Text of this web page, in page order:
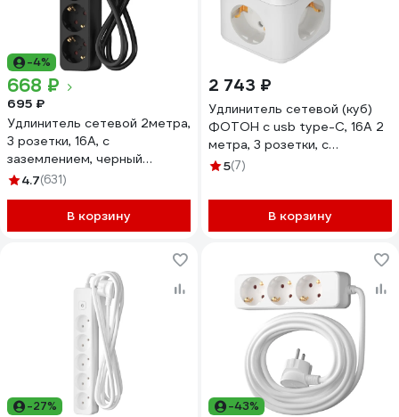
-4%
668 ₽
695 ₽
Удлинитель сетевой 2метра,
3 розетки, 16А, с
заземлением, черный
ФОТОН 22722
4.7(631)
В корзину
2 743 ₽
Удлинитель сетевой (куб)
ФОТОН с usb type-C, 16А 2
метра, 3 розетки, с
выключателем, с
5(7)
В корзину
-27% -43%